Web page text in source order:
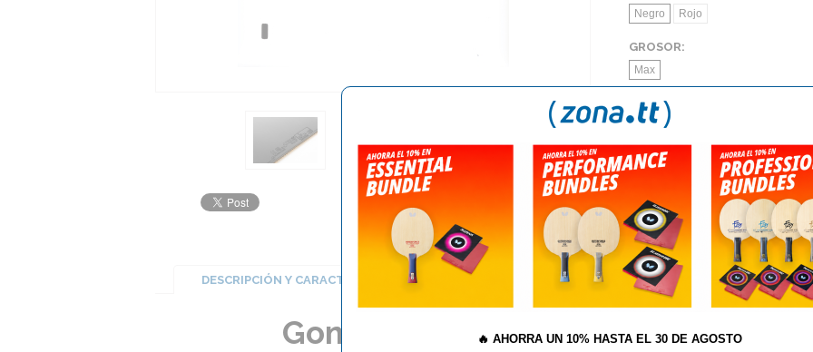
Negro Rojo
GROSOR:
Max
DESCRIPCIÓN Y CARACTERÍSTICAS TE GUSTAN LOS PICOS? NUEVAS IMPARTIAL DE
Goma DHS Hurricane 3 National
🔥 AHORRA UN 10% HASTA EL 30 DE AGOSTO